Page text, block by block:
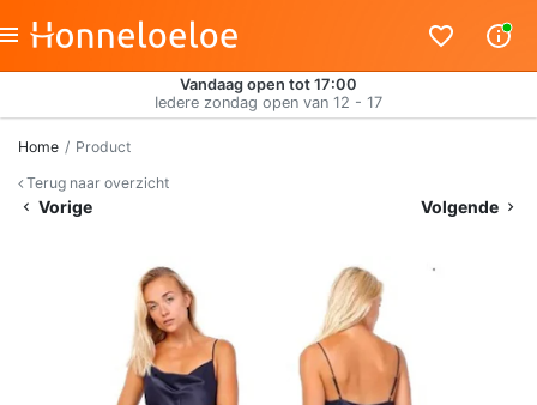
Vandaag open tot 17:00
Iedere zondag open van 12 - 17
Home
Product
Terug naar overzicht
Vorige Volgende